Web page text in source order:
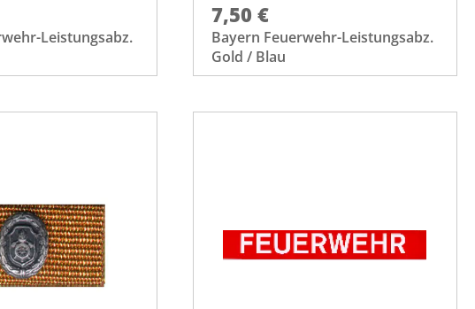
Leistungsabz.
7,50 €
Bayern Feuerwehr-Leistungsabz.
Gold / Blau